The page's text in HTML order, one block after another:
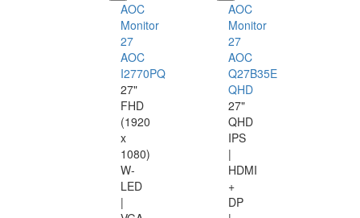
AOC
Monitor
27
AOC
I2770PQ
27"
FHD
(1920
x
1080)
W-
LED
|
AOC
Monitor
27
AOC
Q27B35E
QHD
27"
QHD
IPS
|
HDMI
+
DP